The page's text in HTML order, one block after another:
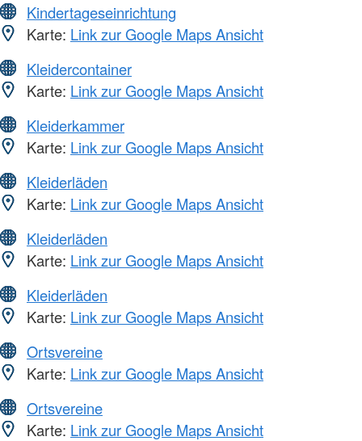
Kindertageseinrichtung
Karte: Link zur Google Maps Ansicht
Kleidercontainer
Karte: Link zur Google Maps Ansicht
Kleiderkammer
Karte: Link zur Google Maps Ansicht
Kleiderläden
Karte: Link zur Google Maps Ansicht
Kleiderläden
Karte: Link zur Google Maps Ansicht
Kleiderläden
Karte: Link zur Google Maps Ansicht
Ortsvereine
Karte: Link zur Google Maps Ansicht
Ortsvereine
Karte: Link zur Google Maps Ansicht